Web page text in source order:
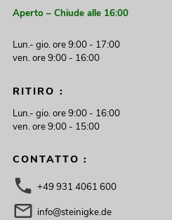
Aperto – Chiude alle 16:00
Lun.- gio. ore 9:00 - 17:00
ven. ore 9:00 - 16:00
RITIRO :
Lun.- gio. ore 9:00 - 16:00
ven. ore 9:00 - 15:00
CONTATTO :
+49 931 4061 600
info@steinigke.de